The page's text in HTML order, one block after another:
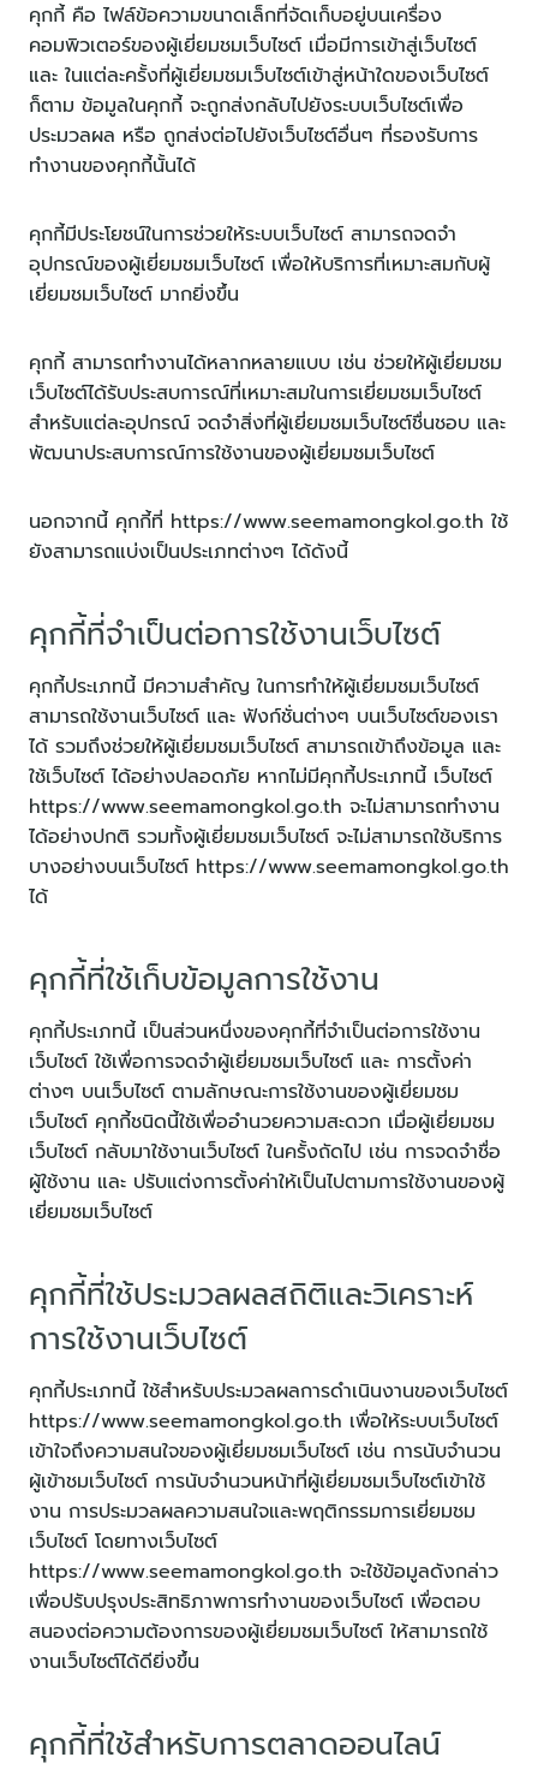
คุกกี้ คือ ไฟล์ข้อความขนาดเล็กที่จัดเก็บอยู่บนเครื่อง
คอมพิวเตอร์ของผู้เยี่ยมชมเว็บไซต์ เมื่อมีการเข้าสู่เว็บไซต์
และ ในแต่ละครั้งที่ผู้เยี่ยมชมเว็บไซต์เข้าสู่หน้าใดของเว็บไซต์
ก็ตาม ข้อมูลในคุกกี้ จะถูกส่งกลับไปยังระบบเว็บไซต์เพื่อ
ประมวลผล หรือ ถูกส่งต่อไปยังเว็บไซต์อื่นๆ ที่รองรับการ
ทำงานของคุกกี้นั้นได้
คุกกี้มีประโยชน์ในการช่วยให้ระบบเว็บไซต์ สามารถจดจำ
อุปกรณ์ของผู้เยี่ยมชมเว็บไซต์ เพื่อให้บริการที่เหมาะสมกับผู้
เยี่ยมชมเว็บไซต์ มากยิ่งขึ้น
คุกกี้ สามารถทำงานได้หลากหลายแบบ เช่น ช่วยให้ผู้เยี่ยมชม
เว็บไซต์ได้รับประสบการณ์ที่เหมาะสมในการเยี่ยมชมเว็บไซต์
สำหรับแต่ละอุปกรณ์ จดจำสิ่งที่ผู้เยี่ยมชมเว็บไซต์ชื่นชอบ และ
พัฒนาประสบการณ์การใช้งานของผู้เยี่ยมชมเว็บไซต์
นอกจากนี้ คุกกี้ที่ https://www.seemamongkol.go.th ใช้
ยังสามารถแบ่งเป็นประเภทต่างๆ ได้ดังนี้
คุกกี้ที่จำเป็นต่อการใช้งานเว็บไซต์
คุกกี้ประเภทนี้ มีความสำคัญ ในการทำให้ผู้เยี่ยมชมเว็บไซต์
สามารถใช้งานเว็บไซต์ และ ฟังก์ชั่นต่างๆ บนเว็บไซต์ของเรา
ได้ รวมถึงช่วยให้ผู้เยี่ยมชมเว็บไซต์ สามารถเข้าถึงข้อมูล และ
ใช้เว็บไซต์ ได้อย่างปลอดภัย หากไม่มีคุกกี้ประเภทนี้ เว็บไซต์
https://www.seemamongkol.go.th จะไม่สามารถทำงาน
ได้อย่างปกติ รวมทั้งผู้เยี่ยมชมเว็บไซต์ จะไม่สามารถใช้บริการ
บางอย่างบนเว็บไซต์ https://www.seemamongkol.go.th
ได้
คุกกี้ที่ใช้เก็บข้อมูลการใช้งาน
คุกกี้ประเภทนี้ เป็นส่วนหนึ่งของคุกกี้ที่จำเป็นต่อการใช้งาน
เว็บไซต์ ใช้เพื่อการจดจำผู้เยี่ยมชมเว็บไซต์ และ การตั้งค่า
ต่างๆ บนเว็บไซต์ ตามลักษณะการใช้งานของผู้เยี่ยมชม
เว็บไซต์ คุกกี้ชนิดนี้ใช้เพื่ออำนวยความสะดวก เมื่อผู้เยี่ยมชม
เว็บไซต์ กลับมาใช้งานเว็บไซต์ ในครั้งถัดไป เช่น การจดจำชื่อ
ผู้ใช้งาน และ ปรับแต่งการตั้งค่าให้เป็นไปตามการใช้งานของผู้
เยี่ยมชมเว็บไซต์
คุกกี้ที่ใช้ประมวลผลสถิติและวิเคราะห์
การใช้งานเว็บไซต์
คุกกี้ประเภทนี้ ใช้สำหรับประมวลผลการดำเนินงานของเว็บไซต์
https://www.seemamongkol.go.th เพื่อให้ระบบเว็บไซต์
เข้าใจถึงความสนใจของผู้เยี่ยมชมเว็บไซต์ เช่น การนับจำนวน
ผู้เข้าชมเว็บไซต์ การนับจำนวนหน้าที่ผู้เยี่ยมชมเว็บไซต์เข้าใช้
งาน การประมวลผลความสนใจและพฤติกรรมการเยี่ยมชม
เว็บไซต์ โดยทางเว็บไซต์
https://www.seemamongkol.go.th จะใช้ข้อมูลดังกล่าว
เพื่อปรับปรุงประสิทธิภาพการทำงานของเว็บไซต์ เพื่อตอบ
สนองต่อความต้องการของผู้เยี่ยมชมเว็บไซต์ ให้สามารถใช้
งานเว็บไซต์ได้ดียิ่งขึ้น
คุกกี้ที่ใช้สำหรับการตลาดออนไลน์